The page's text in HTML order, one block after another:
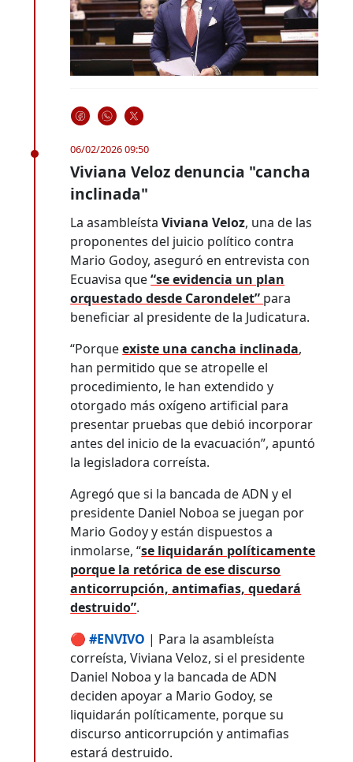
06/02/2026 09:50
Viviana Veloz denuncia "cancha
inclinada"
La asambleístaViviana Veloz, una de las
proponentes del juicio político contra
Mario Godoy, aseguró en entrevista con
Ecuavisa que“se evidencia un plan
orquestado desde Carondelet” para
beneficiar al presidente de la Judicatura.
“Porqueexiste una cancha inclinada,
han permitido que se atropelle el
procedimiento, le han extendido y
otorgado más oxígeno artificial para
presentar pruebas que debió incorporar
antes del inicio de la evacuación”, apuntó
la legisladora correísta.
Agregó que si la bancada de ADN y el
presidente Daniel Noboa se juegan por
Mario Godoy y están dispuestos a
inmolarse, “se liquidarán políticamente
porque la retórica de ese discurso
anticorrupción, antimafias, quedará
destruido”.
🔴#ENVIVO | Para la asambleísta
correísta, Viviana Veloz, si el presidente
Daniel Noboa y la bancada de ADN
deciden apoyar a Mario Godoy, se
liquidarán políticamente, porque su
discurso anticorrupción y antimafias
estará destruido.